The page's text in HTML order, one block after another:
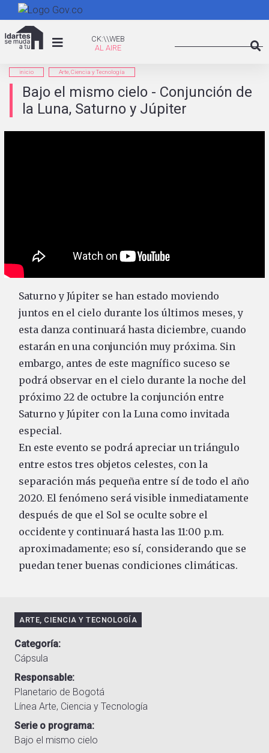
al
CK:\WEB
CK:\\WEB
inicio Arte, Ciencia y Tecnología
Bajo el mismo cielo - Conjunción de
la Luna, Saturno y Júpiter
Saturno y Júpiter se han estado moviendo
juntos en el cielo durante los últimos meses, y
esta danza continuará hasta diciembre, cuando
estarán en una conjunción muy próxima. Sin
embargo, antes de este magnífico suceso se
podrá observar en el cielo durante la noche del
próximo 22 de octubre la conjunción entre
Saturno y Júpiter con la Luna como invitada
especial.
En este evento se podrá apreciar un triángulo
entre estos tres objetos celestes, con la
separación más pequeña entre sí de todo el año
2020. El fenómeno será visible inmediatamente
después de que el Sol se oculte sobre el
occidente y continuará hasta las 11:00 p.m.
aproximadamente; eso sí, considerando que se
puedan tener buenas condiciones climáticas.
ARTE, CIENCIA Y TECNOLOGÍA
Categoría
Cápsula
Responsable
Planetario de Bogotá
Línea Arte, Ciencia y Tecnología
Serie o programa
Bajo el mismo cielo